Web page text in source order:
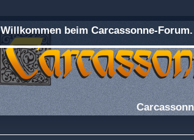
Willkommen beim Carcassonne-